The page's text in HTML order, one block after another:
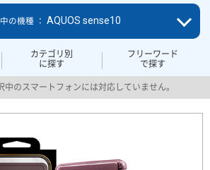
カテゴリ別
に探す
フリーワード
で探す
の機種 ： AQUOS sense10
中のスマートフォンには対応していません。